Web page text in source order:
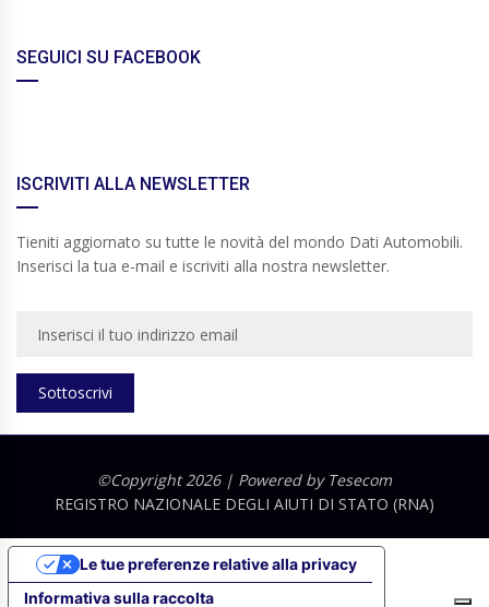
SEGUICI SU FACEBOOK
ISCRIVITI ALLA NEWSLETTER
Tieniti aggiornato su tutte le novità del mondo Dati Automobili.
Inserisci la tua e-mail e iscriviti alla nostra newsletter.
Sottoscrivi
©Copyright 2026 | Powered by Tesecom
REGISTRO NAZIONALE DEGLI AIUTI DI STATO (RNA)
Informativa sulla raccolta
Le tue preferenze relative alla privacy